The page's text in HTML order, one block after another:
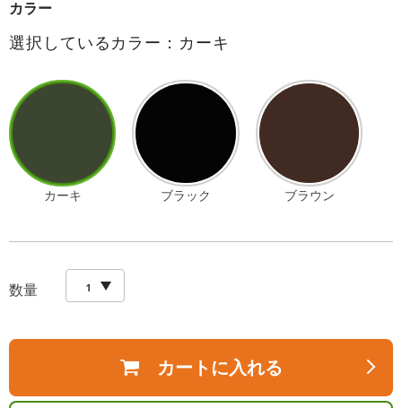
カラー
選択しているカラー：カーキ
カーキ ブラック ブラウン
数量
カートに入れる